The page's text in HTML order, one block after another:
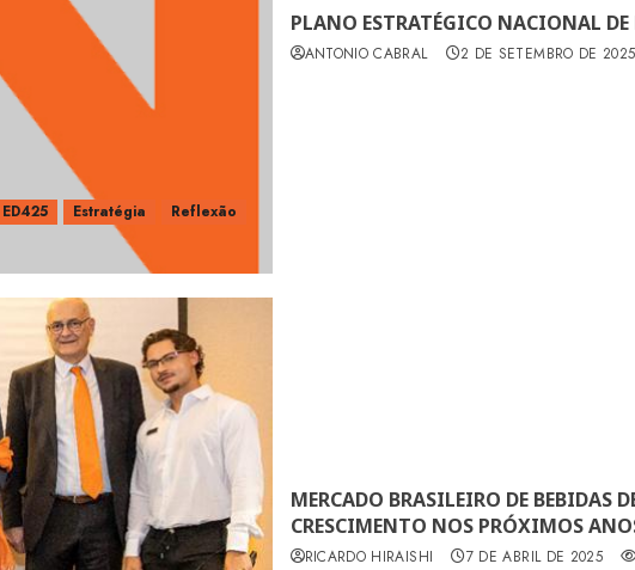
ED425 Estratégia
Reflexão
PLANO ESTRATÉGICO NACIONAL DE
ANTONIO CABRAL 2 DE SETEMBRO DE 2025
MERCADO BRASILEIRO DE BEBIDAS
CRESCIMENTO NOS PRÓXIMOS
RICARDO HIRAISHI 7 DE ABRIL DE 2025